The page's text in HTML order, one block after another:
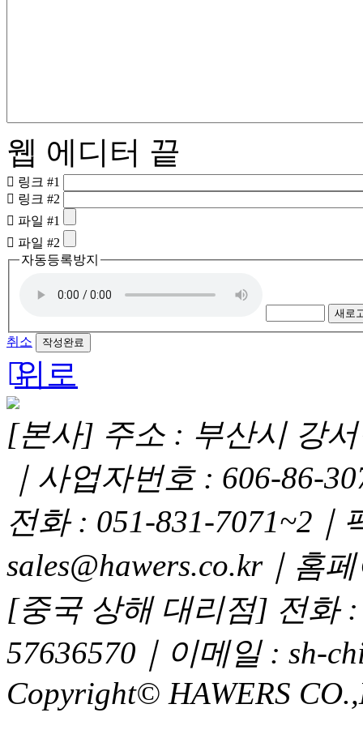
웹 에디터 끝
링크 #1
링크 #2
파일 #1
파일 #2
자동등록방지
새로
취소
위로
[본사] 주소 : 부산시 강
｜사업자번호 : 606-86-
전화 : 051-831-7071~2
sales@hawers.co.kr｜홈
[중국 상해 대리점] 전화 :
57636570｜이메일 : sh-
Copyright© HAWERS